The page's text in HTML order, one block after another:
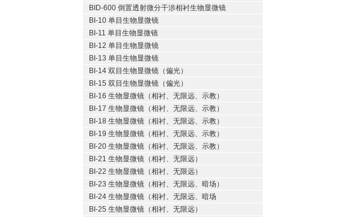
BID-600 倒置透射微分干涉相衬生物显微镜
BI-10 单目生物显微镜
BI-11 单目生物显微镜
BI-12 单目生物显微镜
BI-13 单目生物显微镜
BI-14 双目生物显微镜（偏光）
BI-15 双目生物显微镜（偏光）
BI-16 生物显微镜（相衬、无限远、示教）
BI-17 生物显微镜（相衬、无限远、示教）
BI-18 生物显微镜（相衬、无限远、示教）
BI-19 生物显微镜（相衬、无限远、示教）
BI-20 生物显微镜（相衬、无限远、示教）
BI-21 生物显微镜（相衬、无限远）
BI-22 生物显微镜（相衬、无限远）
BI-23 生物显微镜（相衬、无限远、暗场）
BI-24 生物显微镜（相衬、无限远、暗场
BI-25 生物显微镜（相衬、无限远）